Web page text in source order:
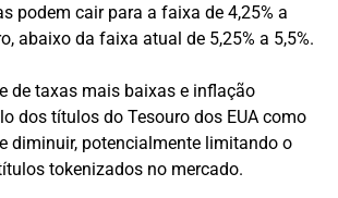
podem cair para a faixa de 4,25% a
abaixo da faixa atual de 5,25% a 5,5%.
de taxas mais baixas e inflação
dos títulos do Tesouro dos EUA como
diminuir, potencialmente limitando o
tokenizados no mercado.